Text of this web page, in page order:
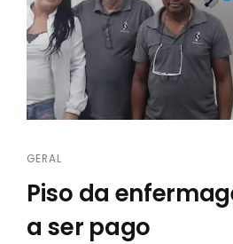
GERAL
Piso da
a ser pago